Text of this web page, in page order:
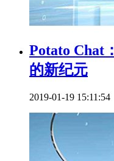
Potato Chat
的新纪元
2019-01-19 15:11:54